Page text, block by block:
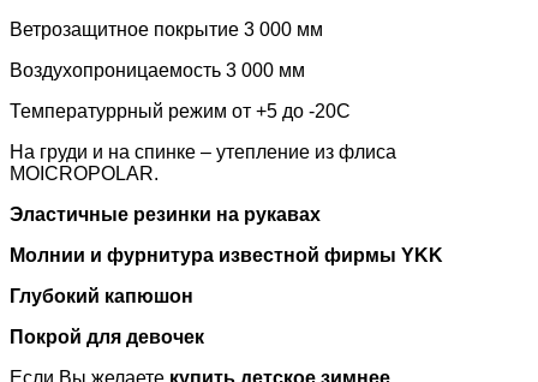
Ветрозащитное покрытие 3 000 мм
Воздухопроницаемость 3 000 мм
Температуррный режим от +5 до -20С
На груди и на спинке – утепление из флиса
MOICROPOLAR.
Эластичные резинки на рукавах
Молнии и фурнитура известной фирмы YKK
Глубокий капюшон
Покрой для девочек
Если Вы желаете купить детское зимнее